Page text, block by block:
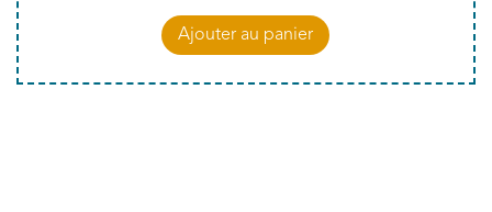
Ajouter au panier